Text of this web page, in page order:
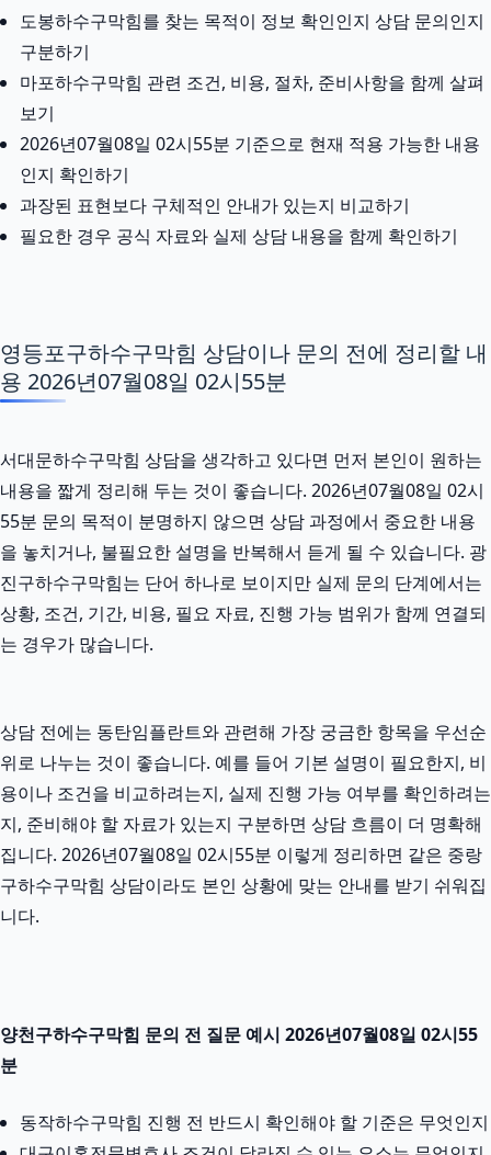
도봉하수구막힘를 찾는 목적이 정보 확인인지 상담 문의인지
구분하기
마포하수구막힘 관련 조건, 비용, 절차, 준비사항을 함께 살펴
보기
2026년07월08일 02시55분 기준으로 현재 적용 가능한 내용
인지 확인하기
과장된 표현보다 구체적인 안내가 있는지 비교하기
필요한 경우 공식 자료와 실제 상담 내용을 함께 확인하기
영등포구하수구막힘 상담이나 문의 전에 정리할 내
용 2026년07월08일 02시55분
서대문하수구막힘 상담을 생각하고 있다면 먼저 본인이 원하는
내용을 짧게 정리해 두는 것이 좋습니다. 2026년07월08일 02시
55분 문의 목적이 분명하지 않으면 상담 과정에서 중요한 내용
을 놓치거나, 불필요한 설명을 반복해서 듣게 될 수 있습니다. 광
진구하수구막힘는 단어 하나로 보이지만 실제 문의 단계에서는
상황, 조건, 기간, 비용, 필요 자료, 진행 가능 범위가 함께 연결되
는 경우가 많습니다.
상담 전에는 동탄임플란트와 관련해 가장 궁금한 항목을 우선순
위로 나누는 것이 좋습니다. 예를 들어 기본 설명이 필요한지, 비
용이나 조건을 비교하려는지, 실제 진행 가능 여부를 확인하려는
지, 준비해야 할 자료가 있는지 구분하면 상담 흐름이 더 명확해
집니다. 2026년07월08일 02시55분 이렇게 정리하면 같은 중랑
구하수구막힘 상담이라도 본인 상황에 맞는 안내를 받기 쉬워집
니다.
양천구하수구막힘 문의 전 질문 예시 2026년07월08일 02시55
분
동작하수구막힘 진행 전 반드시 확인해야 할 기준은 무엇인지